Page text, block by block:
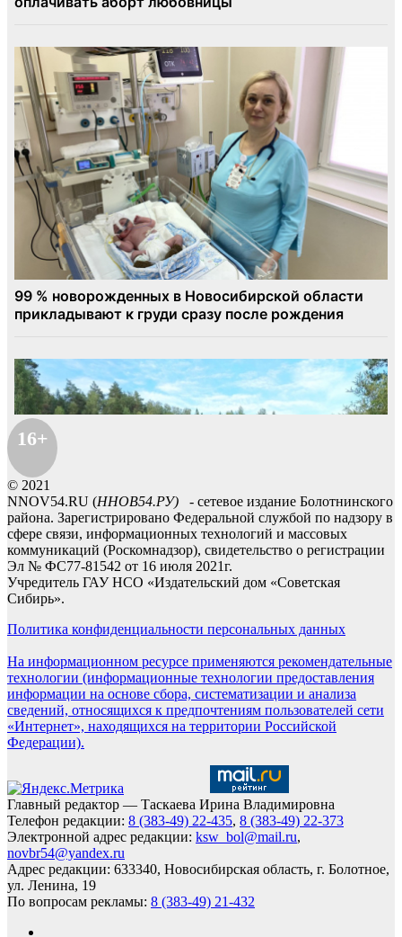
16+
© 2021
NNOV54.RU (ННОВ54.РУ) - сетевое издание Болотнинского
района. Зарегистрировано Федеральной службой по надзору в
сфере связи, информационных технологий и массовых
коммуникаций (Роскомнадзор), свидетельство о регистрации
Эл № ФС77-81542 от 16 июля 2021г.
Учредитель ГАУ НСО «Издательский дом «Советская
Сибирь».
Политика конфиденциальности персональных данных
На информационном ресурсе применяются рекомендательные
технологии (информационные технологии предоставления
информации на основе сбора, систематизации и анализа
сведений, относящихся к предпочтениям пользователей сети
«Интернет», находящихся на территории Российской
Федерации).
Главный редактор — Таскаева Ирина Владимировна
Телефон редакции: 8 (383-49) 22-435, 8 (383-49) 22-373
Электронной адрес редакции: ksw_bol@mail.ru,
novbr54@yandex.ru
Адрес редакции: 633340, Новосибирская область, г. Болотное,
ул. Ленина, 19
По вопросам рекламы: 8 (383-49) 21-432